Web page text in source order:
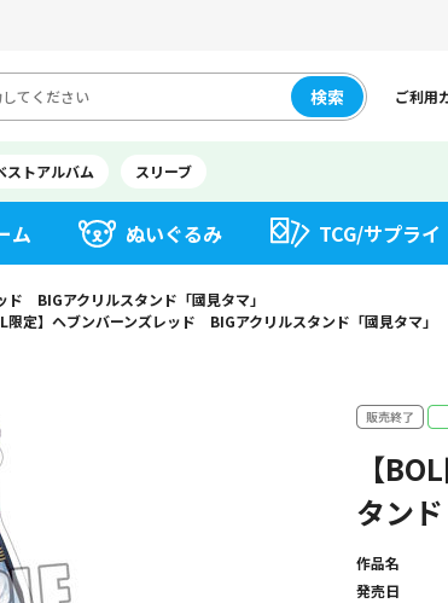
検索 ご利用
トアルバム スリーブ
ム ぬいぐるみ TCG/サプライ
ド BIGアクリルスタンド「國見タマ」
限定】ヘブンバーンズレッド BIGアクリルスタンド「國見タマ」
【
タンド
作品名
発売日